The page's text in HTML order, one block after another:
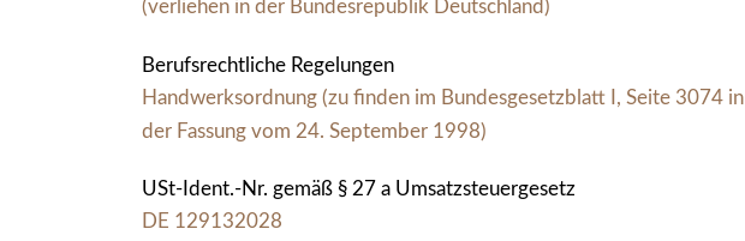
(verliehen in der Bundesrepublik Deutschland)
Berufsrechtliche Regelungen
Handwerksordnung (zu finden im Bundesgesetzblatt I, Seite 3074 in
der Fassung vom 24. September 1998)
USt-Ident.-Nr. gemäß § 27 a Umsatzsteuergesetz
DE 129132028